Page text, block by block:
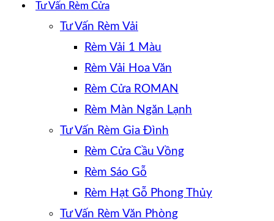
Tư Vấn Rèm Cửa
Tư Vấn Rèm Vải
Rèm Vải 1 Màu
Rèm Vải Hoa Văn
Rèm Cửa ROMAN
Rèm Màn Ngăn Lạnh
Tư Vấn Rèm Gia Đình
Rèm Cửa Cầu Vồng
Rèm Sáo Gỗ
Rèm Hạt Gỗ Phong Thủy
Tư Vấn Rèm Văn Phòng